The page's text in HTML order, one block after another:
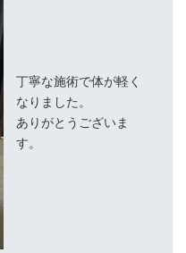
丁寧な施術で体が軽く
なりました。
ありがとうございま
す。